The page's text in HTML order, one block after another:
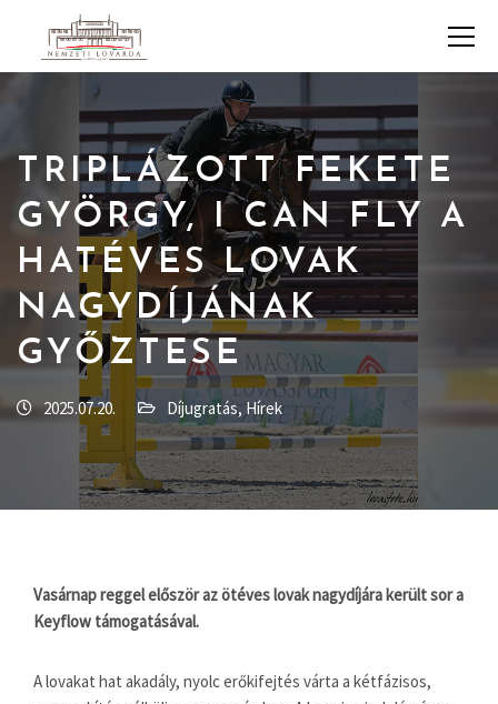
TRIPLÁZOTT FEKETE
GYÖRGY, I CAN FLY A
HATÉVES LOVAK
NAGYDÍJÁNAK
GYŐZTESE
2025.07.20. Díjugratás, Hírek
Vasárnap reggel először az ötéves lovak nagydíjára került sor a
Keyflow támogatásával.
A lovakat hat akadály, nyolc erőkifejtés várta a kétfázisos,